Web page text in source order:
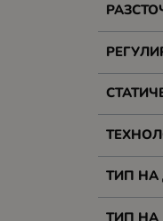
ТИП НА
ТИП НА